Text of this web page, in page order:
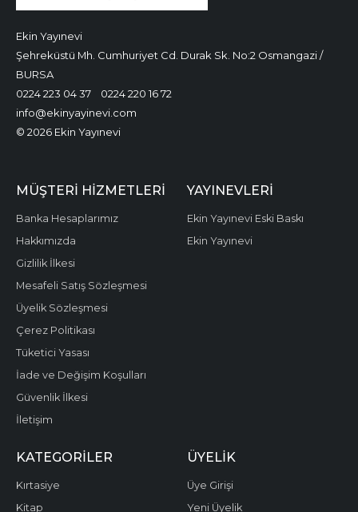
Ekin Yayınevi
Şehreküstü Mh. Cumhuriyet Cd. Durak Sk. No:2 Osmangazi /
BURSA
0224 223 04 37
0224 220 16 72
info@ekinyayinevi.com
© 2026 Ekin Yayınevi
MÜŞTERI HIZMETLERI
Banka Hesaplarımız
Hakkımızda
Gizlilik İlkesi
Mesafeli Satış Sözleşmesi
Üyelik Sözleşmesi
Çerez Politikası
Tüketici Yasası
İade ve Değişim Koşulları
Güvenlik İlkesi
İletişim
YAYINEVLERI
Ekin Yayınevi Eski Baskı
Ekin Yayınevi
KATEGORILER
Kırtasiye
Kitap
ÜYELIK
Üye Girişi
Yeni Üyelik